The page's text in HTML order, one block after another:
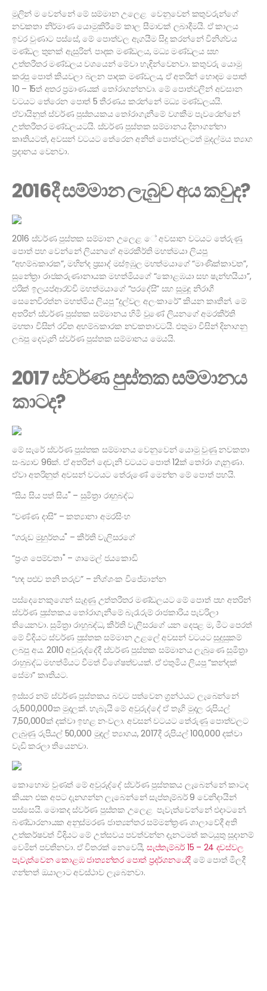
මුලින් ම වෙන්නේ මේ සම්මාන උලෙළ වෙනුවෙන් කතුවරුන්ගේ
නවකතා නිර්මාණ යොමුකිරීමේ කාල සීමාවක් ලබාදීමයි. ඒ කාලය
ඉවර වුණාට පස්සේ, මේ පොත්වල ඇගයීම සිදු කරන්නේ විනිශ්චය
මණ්ඩල තුනක් ඇසුරින්. පාදක මණ්ඩලය, මධ්‍ය මණ්ඩලය සහ
උත්තරීතර මණ්ඩලය වශයෙන් මේවා හැඳින්වෙනවා. කතුවරු යොමු
කරපු පොත් කියවලා බලන පාදක මණ්ඩලය, ඒ අතරින් හොඳම පොත්
10 – 15ත් අතර ප්‍රමාණයක් තෝරාගන්නවා. මේ පොත්වලින් අවසාන
වටයට තේරෙන පොත් 5 තීරණය කරන්නේ මධ්‍ය මණ්ඩලයයි.
ඒවායිනුත් ස්වර්ණ පුස්තයකය තෝරාගැනීමේ වගකීම පැවරෙන්නේ
උත්තරීතර මණ්ඩලයටයි. ස්වර්ණ පුස්තක සම්මානය දිනාගන්නා
කෘතියටත්, අවසන් වටයට තේරෙන අනිත් පොත්වලටත් මුදල්මය ත්‍යාග
ප්‍රදානය වෙනවා.
2016දී සම්මාන ලැබුව අය කවුද?
2016 ස්වර්ණ පුස්තක සම්මාන උලෙළ ේ අවසාන වටයට තේරුණු
පොත් පහ වෙන්නේ ලියනගේ අමරකීර්ති මහත්මයා ලියපු
“අහම්බකාරක”, මහින්ද ප්‍රසාද් මස්ඉඹුල මහත්මයාගේ “මාණික්කාවත”,
සුනේත්‍රා රාජකරුණානායක මහත්මියගේ “කොළඹයා සහ ෂැන්හයියා”,
එරික් ඉලයප්ආරච්චි මහත්මයාගේ “පරදේසි” සහ සුමුදු නිරාගී
සෙනෙවිරත්න මහත්මිය ලියපු “දුල්වල අලංකාරේ” කියන කෘතීන්. මේ
අතරින් ස්වර්ණ පුස්තක සම්මානය හිමි වුණේ ලියනගේ අමරකීර්ති
මහතා විසින් රචිත අහම්බකාරක නවකතාවටයි. එතුමා විසින් දිනාගනු
ලබපු දෙවැනි ස්වර්ණ පුස්තක සම්මානය මෙයයි.
2017 ස්වර්ණ පුස්තක සම්මානය
කාටද?
මේ සැරේ ස්වර්ණ පුස්තක සම්මානය වෙනුවෙන් යොමු වුණු නවකතා
සංඛ්‍යාව 96ක්. ඒ අතරින් දෙවැනි වටයට පොත් 12ක් තෝරා ගැනුණා.
ඒවා අතරිනුත් අවසන් වටයට තේරුණේ මෙන්න මේ පොත් පහයි.
“සිය සිය පත් සිය" – සුමිත්‍රා රාහුබද්ධ
“වණ්ණ දාසි” – කත්‍යානා අමරසිංහ
“ගරුඩ මුහුර්තය" – කීර්ති වැලිසරගේ
“ප්‍රංශ පෙම්වතා" – ශාමෙල් ජයකොඩි
“හඳ පළුව තනි තරුව” – නිශ්ශංක විජේමාන්න
පස්දෙනෙකුගෙන් සැදුණු උත්තරීතර මණ්ඩලයට මේ පොත් පහ අතරින්
ස්වර්ණ පුස්තකය තෝරාගැනීමේ බැරෑරුම් රාජකාරිය පැවරිලා
තියෙනවා. සුමිත්‍රා රාහුබද්ධ, කීර්ති වැලිසරගේ යන දෙපළ ම, මීට පෙරත්
මේ විදියට ස්වර්ණ පුස්තක සම්මාන උළලේ අවසන් වටයට සුදුසුකම්
ලබපු අය. 2010 අවුරුද්දේදී ස්වර්ණ පුස්තක සම්මානය ලැබුණෙ සුමිත්‍රා
රාහුබද්ධ මහත්මියට වීමත් විශේෂත්වයක්. ඒ එතුමිය ලියපු “කන්දක්
සේමා” කෘතියට.
ඉස්සර නම් ස්වර්ණ පුස්තකය බවට පත්වෙන ග්‍රන්ථයට ලැබෙන්නේ
රු.500,000ක මුදලක්. හැබැයි මේ අවුරුද්දේ ඒ තෑගි මුදල රුපියල්
7,50,000ක් දක්වා ඉහළ නංවලා. අවසන් වටයට තේරුණු පොත්වලට
ලැබුණු රුපියල් 50,000 මුදල් ත්‍යාගය, 2017දී රුපියල් 100,000 දක්වා
වැඩි කරලා තියෙනවා.
කොහොම වුණත් මේ අවුරුද්දේ ස්වර්ණ පුස්තකය ලැබෙන්නේ කාටද
කියන එක අපට දැනගන්න ලැබෙන්නේ සැප්තැම්බර් 9 වෙනිදායින්
පස්සෙයි. මොකද ස්වර්ණ පුස්තක උලෙළ පැවැත්වෙන්නේ එදාටනේ.
බණ්ඩාරනායක අනුස්මරණ ජාත්‍යන්තර සම්මන්ත්‍රණ ශාලාවේදී අති
උත්කර්ෂවත් විදියට මේ උත්සවය පවත්වන්න දැනටමත් කටයුතු සූදානම්
වෙමින් පවතිනවා. ඒ විතරක් නෙවෙයි, සැප්තැම්බර් 15 – 24 දවස්වල
පැවැත්වෙන කොළඹ ජාත්‍යන්තර පොත් ප්‍රදර්ශනයේදීමේ පොත් මිලදී
ගන්නත් ඔයාලාට අවස්ථාව ලැබෙනවා.